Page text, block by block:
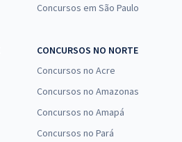
Concursos em São Paulo
CONCURSOS NO NORTE
Concursos no Acre
Concursos no Amazonas
Concursos no Amapá
Concursos no Pará